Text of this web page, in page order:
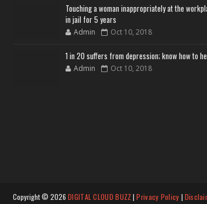
Touching a woman inappropriately at the
in jail for 5 years
Admin Oct 10, 2018
1 in 20 suffers from depression; know how to
Admin Oct 10, 2018
Copyright © 2026 DIGITAL CLOUD BUZZ|Privacy Policy |